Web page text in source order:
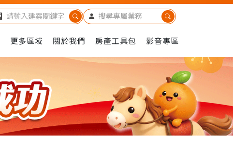
更多區域 關於我們 房產工具包 影音專區